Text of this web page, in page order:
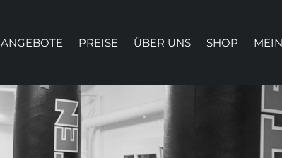
ANGEBOTE PREISE ÜBER UNS SHOP